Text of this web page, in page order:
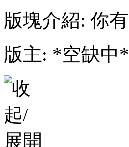
版塊介紹: 你
版主: *空缺中*